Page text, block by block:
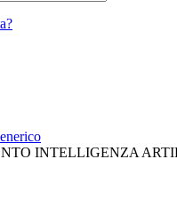
INTELLIGENZA